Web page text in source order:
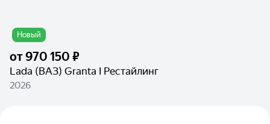
Новый
от970 150 ₽
Lada (ВАЗ) Granta I Рестайлинг
2026